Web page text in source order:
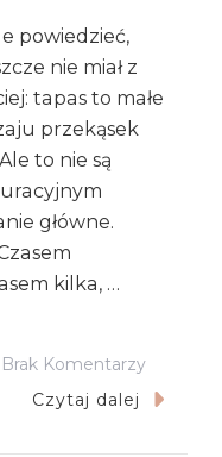
powiedzieć,
nie miał z
tapas to małe
przekąsek
to nie są
główne.
kilka, …
Brak KomentarzyDo
Skąd
Czytaj dalej